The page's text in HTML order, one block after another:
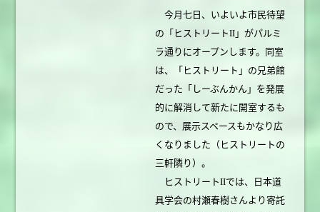
今月七日、いよいよ市民待望
の「ヒストリートII」がパルミ
ラ通りにオープンします。同室
は、「ヒストリート」の兄弟館
だった「しーぶんかん」を発展
的に解消して新たに開室するも
ので、展示スペースもかなり広
くなりました（ヒストリートの
三軒隣り）。
ヒストリートIIでは、日本道
具学会の村瀬春樹さんより寄託